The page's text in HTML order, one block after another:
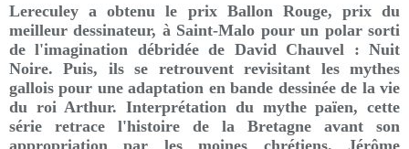
Lereculey a obtenu le prix Ballon Rouge, prix du
meilleur dessinateur, à Saint-Malo pour un polar sorti
de l'imagination débridée de David Chauvel : Nuit
Noire. Puis, ils se retrouvent revisitant les mythes
gallois pour une adaptation en bande dessinée de la vie
du roi Arthur. Interprétation du mythe païen, cette
série retrace l'histoire de la Bretagne avant son
appropriation par les moines chrétiens. Jérôme